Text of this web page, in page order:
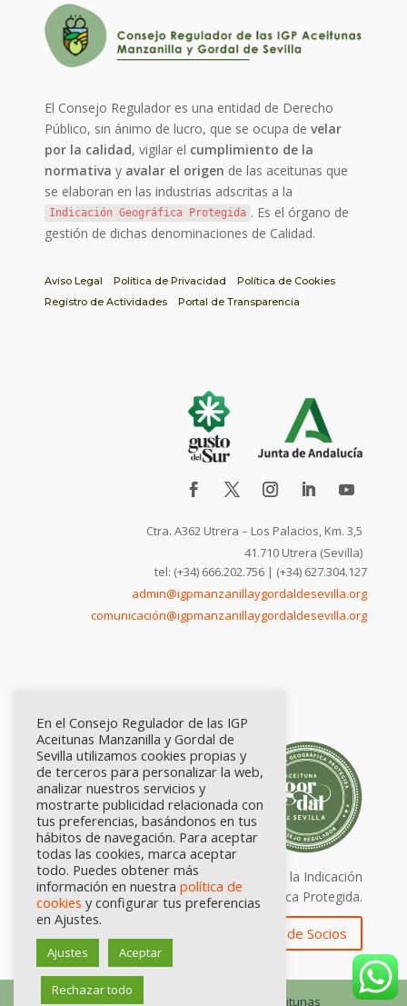
El Consejo Regulador es una entidad de Derecho
Público, sin ánimo de lucro, que se ocupa develar
por la calidad, vigilar el cumplimiento de la
normativa y avalar el origen de las aceitunas que
se elaboran en las industrias adscritas a la
Indicación Geográfica Protegida . Es el órgano de
gestión de dichas denominaciones de Calidad.
Aviso Legal Política de Privacidad
Política de Cookies
Registro de Actividades
Portal de Transparencia
Ctra. A362 Utrera – Los Palacios, Km. 3,5
41.710 Utrera (Sevilla)
tel: (+34) 666.202.756 | (+34) 627.304.127
admin@igpmanzanillaygordaldesevilla.org
comunicación@igpmanzanillaygordaldesevilla.org
Calidad certificada por Origen. Sellos de la Indicación
Geográfica Protegida.
Zona de Socios
© Consejo Regulador de las IGP Aceitunas
En el Consejo Regulador de las IGP
Aceitunas Manzanilla y Gordal de
Sevilla utilizamos cookies propias y
de terceros para personalizar la web,
analizar nuestros servicios y
mostrarte publicidad relacionada con
tus preferencias, basándonos en tus
hábitos de navegación. Para aceptar
todas las cookies, marca aceptar
todo. Puedes obtener más
información en nuestra política de
cookies y configurar tus preferencias
en Ajustes.
Ajustes Aceptar
Rechazar todo